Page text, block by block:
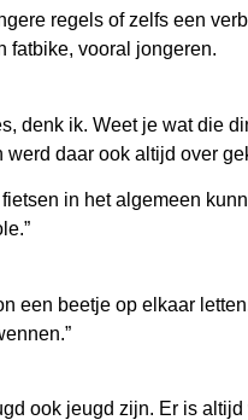
regels of zelfs een
fatbike, vooral jongeren.
denk ik. Weet je wat die
daar ook altijd over
in het algemeen
een beetje op elkaar
ook jeugd zijn. Er is altijd